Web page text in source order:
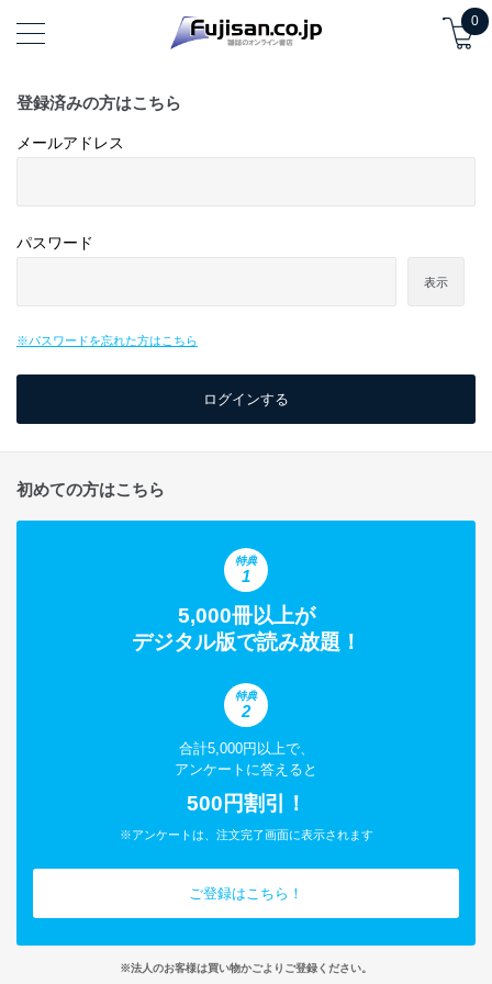
0
登録済みの方はこちら
メールアドレス
パスワード
表示
※パスワードを忘れた方はこちら
初めての方はこちら
特典
1
5,000冊以上が
デジタル版で読み放題！
特典
2
合計5,000円以上で、
アンケートに答えると
500円割引！
※アンケートは、注文完了画面に表示されます
ご登録はこちら！
※法人のお客様は買い物かごよりご登録ください。